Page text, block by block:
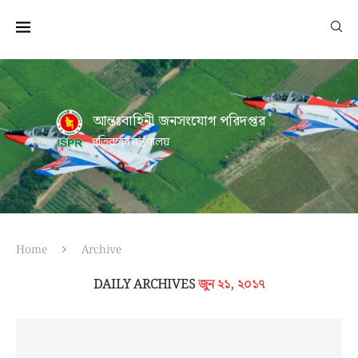
আন্তঃবাহিনী জনসংযোগ পরিদপ্তর
প্রতিরক্ষা মন্ত্রণালয়
Home Archive
DAILY ARCHIVESজুন ২১, ২০১৭